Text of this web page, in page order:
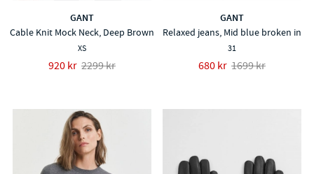
GANT
Cable Knit Mock Neck, Deep Brown
XS
920 kr 2299 kr
GANT
Relaxed jeans, Mid blue broken in
31
680 kr 1699 kr